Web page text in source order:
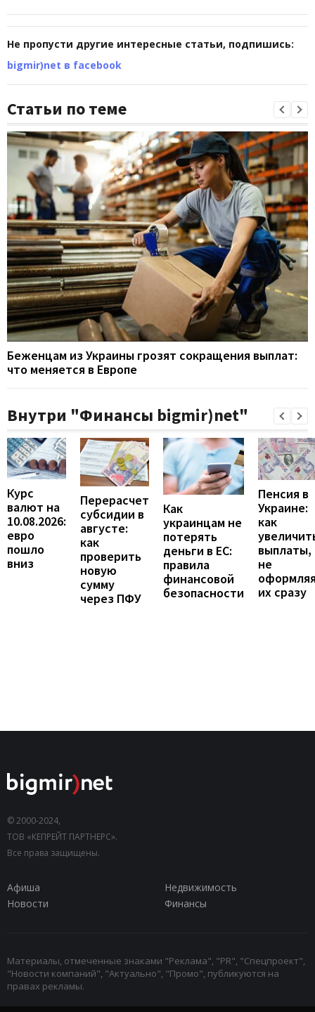
Не пропусти другие интересные статьи, подпишись:
bigmir)net в facebook
Статьи по теме
Беженцам из Украины грозят сокращения выплат:
что меняется в Европе
Внутри "Финансы bigmir)net"
Курс
валют на
10.08.2026:
евро
пошло
вниз
Перерасчет
субсидии в
августе:
как
проверить
новую
сумму
через ПФУ
Как
украинцам не
потерять
деньги в ЕС:
правила
финансовой
безопасности
Пенсия в
Украине:
как
выплаты,
не
их сразу
© 2000-2024,
ТОВ «КЕПРЕЙТ ПАРТНЕРС».
Все права защищены.
Афиша
Недвижимость
Новости
Финансы
Материалы, отмеченные знаками "Реклама", "PR", "Спецпроект",
"Новости компаний", "Актуально", "Промо", публикуются на
правах рекламы.